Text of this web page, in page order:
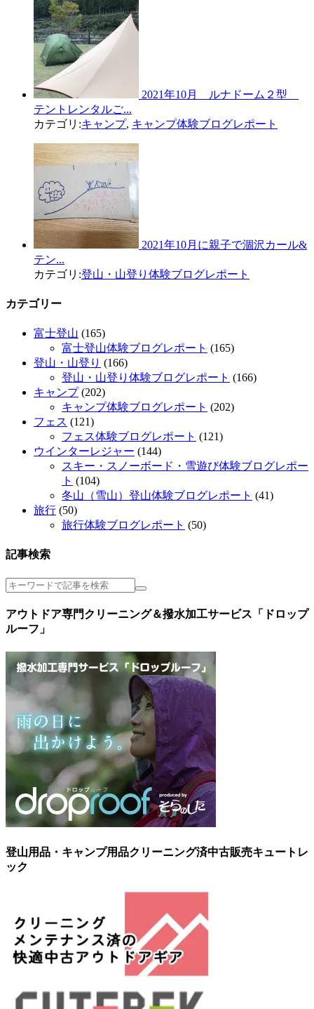
2021年10月 ルナドーム２型
テントレンタルご...
カテゴリ:キャンプ, キャンプ体験ブログレポート
2021年10月に親子で涸沢カール&
テン...
カテゴリ:登山・山登り体験ブログレポート
カテゴリー
富士登山 (165)
富士登山体験ブログレポート (165)
登山・山登り (166)
登山・山登り体験ブログレポート (166)
キャンプ(202)
キャンプ体験ブログレポート (202)
フェス (121)
フェス体験ブログレポート (121)
ウインターレジャー (144)
スキー・スノーボード・雪遊び体験ブログレポー
ト (104)
冬山（雪山）登山体験ブログレポート (41)
旅行 (50)
旅行体験ブログレポート (50)
記事検索
アウトドア専門クリーニング＆撥水加工サービス「ドロップ
ルーフ」
登山用品・キャンプ用品クリーニング済中古販売キュートレ
ック